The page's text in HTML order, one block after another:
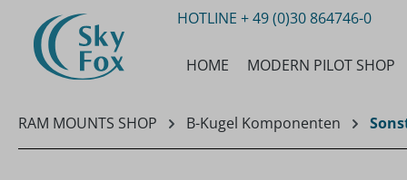
Hauptinhalt springen
Zur Suche springen
Zur Hauptnavigation springen
HOTLINE + 49 (0)30 864746-0
HOME MODERN PILOT SHOP
RAM MOUNTS SHOP B-Kugel Komponenten